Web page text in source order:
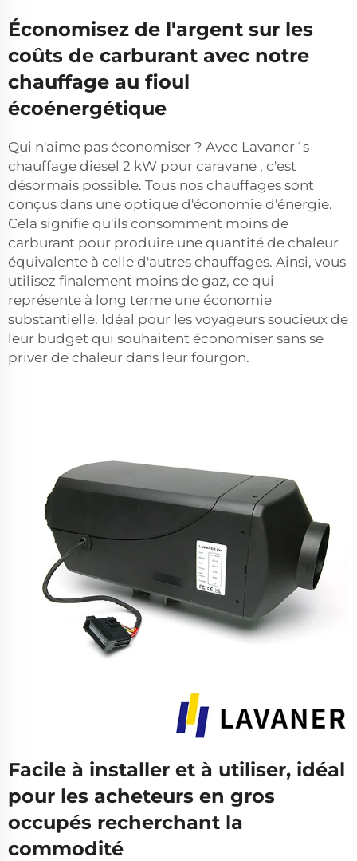
Économisez de l'argent sur les
coûts de carburant avec notre
chauffage au fioul
écoénergétique
Qui n'aime pas économiser ? Avec Lavaner´s
chauffage diesel 2 kW pour caravane , c'est
désormais possible. Tous nos chauffages sont
conçus dans une optique d'économie d'énergie.
Cela signifie qu'ils consomment moins de
carburant pour produire une quantité de chaleur
équivalente à celle d'autres chauffages. Ainsi, vous
utilisez finalement moins de gaz, ce qui
représente à long terme une économie
substantielle. Idéal pour les voyageurs soucieux de
leur budget qui souhaitent économiser sans se
priver de chaleur dans leur fourgon.
Facile à installer et à utiliser, idéal
pour les acheteurs en gros
occupés recherchant la
commodité